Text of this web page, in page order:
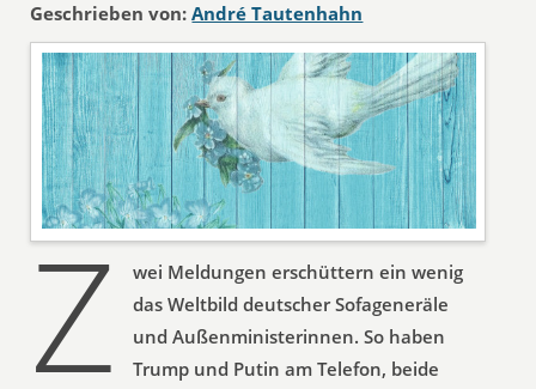
Geschrieben von: André Tautenhahn
Z
wei Meldungen erschüttern ein wenig
das Weltbild deutscher Sofageneräle
und Außenministerinnen. So haben
Trump und Putin am Telefon, beide